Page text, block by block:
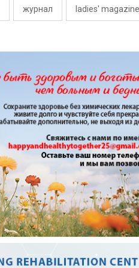
журнал ladies' magazine